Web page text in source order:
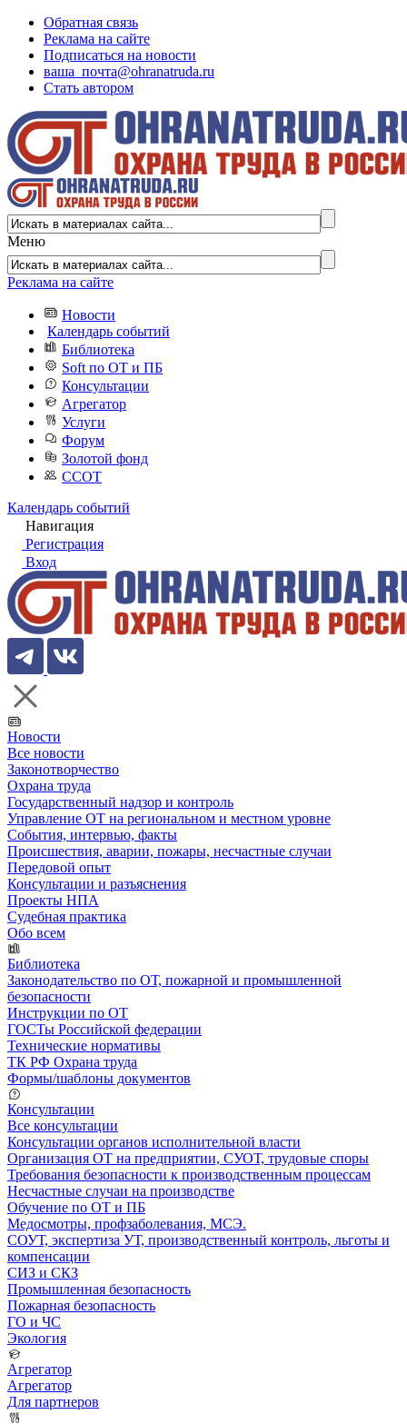
Обратная связь
Реклама на сайте
Подписаться на новости
ваша_почта@ohranatruda.ru
Стать автором
Меню
Реклама на сайте
Новости
Календарь событий
Библиотека
Soft по ОТ и ПБ
Консультации
Агрегатор
Услуги
Форум
Золотой фонд
ССОТ
Календарь событий
Навигация
Регистрация
Вход
Новости
Все новости
Законотворчество
Охрана труда
Государственный надзор и контроль
Управление ОТ на региональном и местном уровне
События, интервью, факты
Происшествия, аварии, пожары, несчастные случаи
Передовой опыт
Консультации и разъяснения
Проекты НПА
Судебная практика
Обо всем
Библиотека
Законодательство по ОТ, пожарной и промышленной
безопасности
Инструкции по ОТ
ГОСТы Российской федерации
Технические нормативы
ТК РФ Охрана труда
Формы/шаблоны документов
Консультации
Все консультации
Консультации органов исполнительной власти
Организация ОТ на предприятии, СУОТ, трудовые споры
Требования безопасности к производственным процессам
Несчастные случаи на производстве
Обучение по ОТ и ПБ
Медосмотры, профзаболевания, МСЭ.
СОУТ, экспертиза УТ, производственный контроль, льготы и
компенсации
СИЗ и СКЗ
Промышленная безопасность
Пожарная безопасность
ГО и ЧС
Экология
Агрегатор
Агрегатор
Для партнеров